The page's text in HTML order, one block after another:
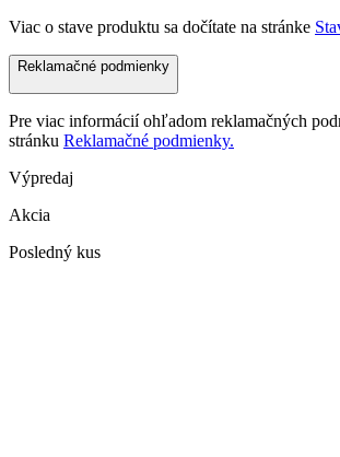
Viac o stave produktu sa dočítate na stránke
Reklamačné podmienky
Pre viac informácií ohľadom reklamačných
stránku Reklamačné podmienky.
Výpredaj
Akcia
Posledný kus